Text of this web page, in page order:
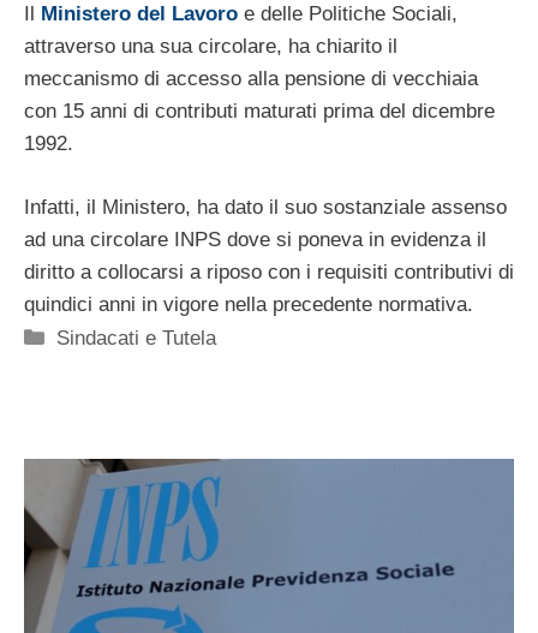
Ministero del Lavoro e delle Politiche Sociali,
attraverso una sua circolare, ha chiarito il
meccanismo di accesso alla pensione di vecchiaia
con 15 anni di contributi maturati prima del dicembre
1992.
Infatti, il Ministero, ha dato il suo sostanziale assenso
ad una circolare INPS dove si poneva in evidenza il
diritto a collocarsi a riposo con i requisiti contributivi di
quindici anni in vigore nella precedente normativa.
Categorie
Sindacati e Tutela